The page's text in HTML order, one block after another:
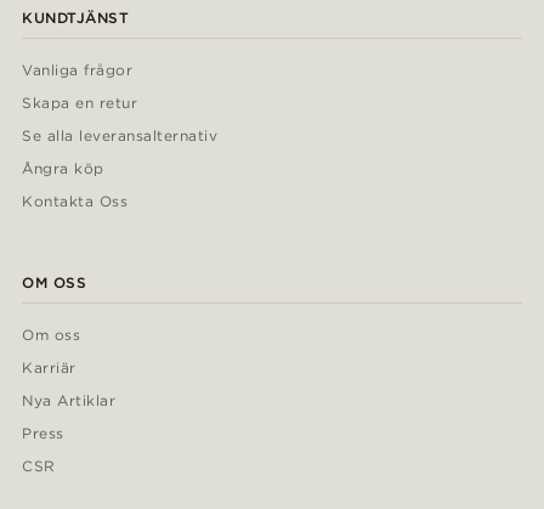
KUNDTJÄNST
Vanliga frågor
Skapa en retur
Se alla leveransalternativ
Ångra köp
Kontakta Oss
OM OSS
Om oss
Karriär
Nya Artiklar
Press
CSR